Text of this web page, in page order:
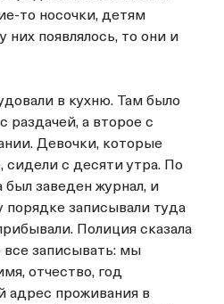
то носочки, детям
них появлялось, то они и
в кухню. Там было
раздачей, а второе с
Девочки, которые
с десяти утра. По
заведен журнал, и
записывали туда
Полиция сказала
записывать: мы
отчество, год
адрес проживания в